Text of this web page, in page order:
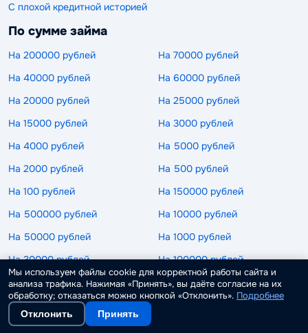
С плохой кредитной историей
По сумме займа
На 200000 рублей
На 70000 рублей
На 40000 рублей
На 60000 рублей
На 20000 рублей
На 25000 рублей
На 15000 рублей
На 3000 рублей
На 4000 рублей
На 5000 рублей
На 2000 рублей
На 500 рублей
На 100 рублей
На 150000 рублей
На 500000 рублей
На 10000 рублей
На 50000 рублей
На 1000 рублей
На 30000 рублей
На 100000 рублей
Пользуются спросом
Без подписок
Без указания работы
Мы используем файлы cookie для корректной работы сайта и
анализа трафика. Нажимая «Принять», вы даёте согласие на их
обработку; отказаться можно кнопкой «Отклонить». Подробнее
Отклонить Принять